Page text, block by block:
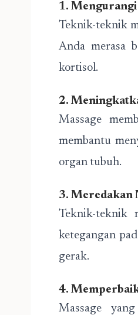
1. Mengurangi
Teknik-teknik
Anda merasa
kortisol.
2.
Massage
membantu
organ tubuh.
3. Meredakan
Teknik-teknik
ketegangan
gerak.
4.
Massage